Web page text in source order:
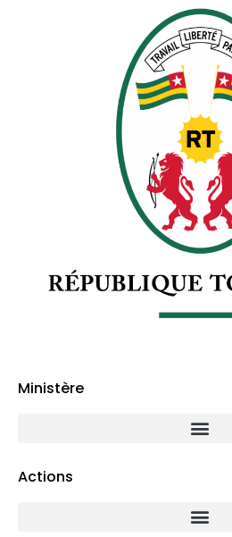
Ministère
Actions